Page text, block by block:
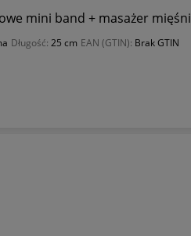
mini band + masażer mięśni
Długość: 25 cm EAN (GTIN): Brak GTIN